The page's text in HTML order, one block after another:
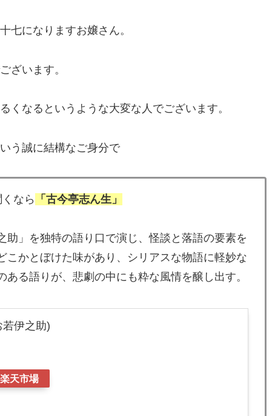
七になりますお嬢さん。
ざいます。
くなるというような大変な人でございます。
う誠に結構なご身分で
なら 「古今亭志ん生」
助」を独特の語り口で演じ、怪談と落語の要素を
かとぼけた味があり、シリアスな物語に軽妙な
る語りが、悲劇の中にも粋な風情を醸し出す。
若伊之助)
楽天市場